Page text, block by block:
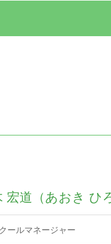
宏道（あおき ひ
ールマネージャー